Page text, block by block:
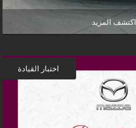
اختبار القيادة
اكتشف المزيد